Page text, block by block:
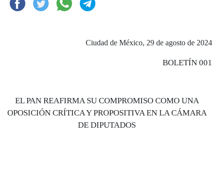
Ciudad de México, 29 de agosto de 2024
BOLETÍN 001
EL PAN REAFIRMA SU COMPROMISO COMO UNA
OPOSICIÓN CRÍTICA Y PROPOSITIVA EN LA CÁMARA
DE DIPUTADOS